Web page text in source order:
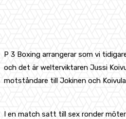
P 3 Boxing arrangerar som vi
och det är welterviktaren Jussi
motståndare till Jokinen och
I en match satt till sex ronder